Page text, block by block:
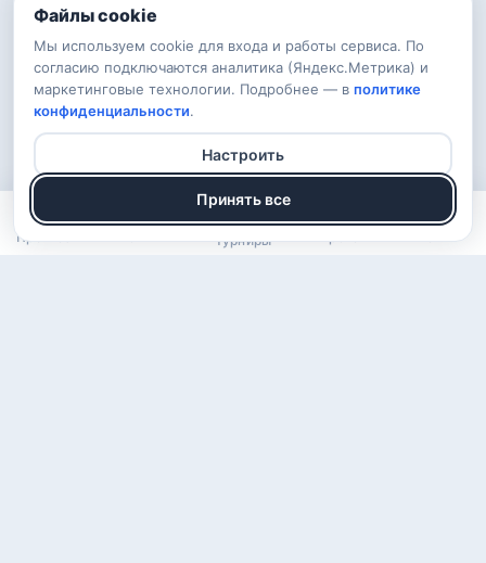
Файлы cookie
Мы используем cookie для входа и работы сервиса. По
согласию подключаются аналитика (Яндекс.Метрика) и
маркетинговые технологии. Подробнее — в политике
конфиденциальности.
Настроить
Принять все
Прогнозы Рейтинг Турниры Арена Войти